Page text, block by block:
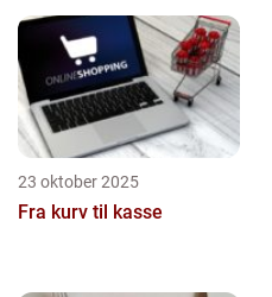
23 oktober 2025
Fra kurv til kasse